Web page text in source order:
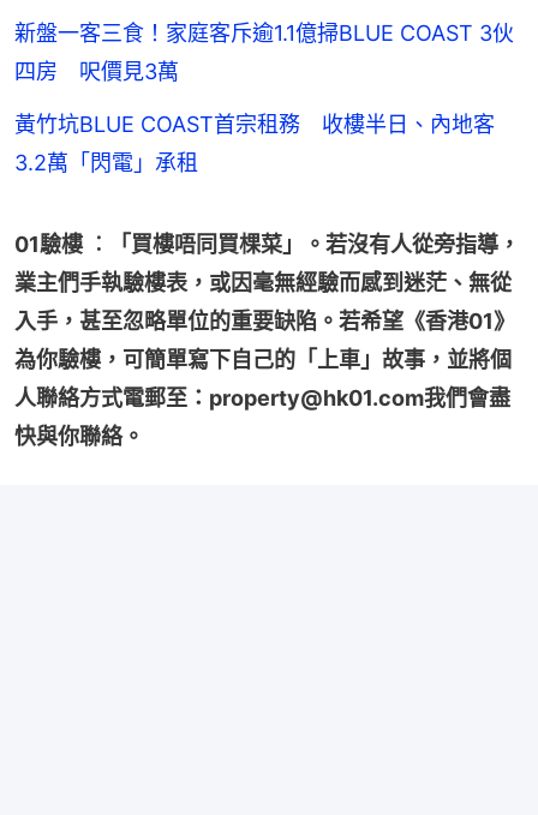
新盤一客三食！家庭客斥逾1.1億掃BLUE COAST 3伙
四房 呎價見3萬
黃竹坑BLUE COAST首宗租務 收樓半日、內地客
3.2萬「閃電」承租
01驗樓 ︰「買樓唔同買棵菜」。若沒有人從旁指導，
業主們手執驗樓表，或因毫無經驗而感到迷茫、無從
入手，甚至忽略單位的重要缺陷。若希望《香港01》
為你驗樓，可簡單寫下自己的「上車」故事，並將個
人聯絡方式電郵至：property@hk01.com我們會盡
快與你聯絡。